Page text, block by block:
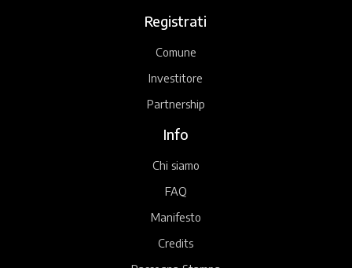
Registrati
Comune
Investitore
Partnership
Info
Chi siamo
FAQ
Manifesto
Credits